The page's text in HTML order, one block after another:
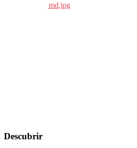
Descubrir